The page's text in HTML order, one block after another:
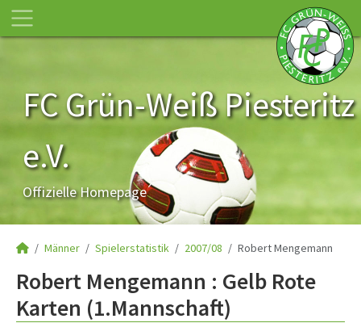
FC Grün-Weiß Piesteritz
e.V.
Offizielle Homepage
Männer Spielerstatistik 2007/08 Robert Mengemann
Robert Mengemann : Gelb Rote
Karten (1.Mannschaft)